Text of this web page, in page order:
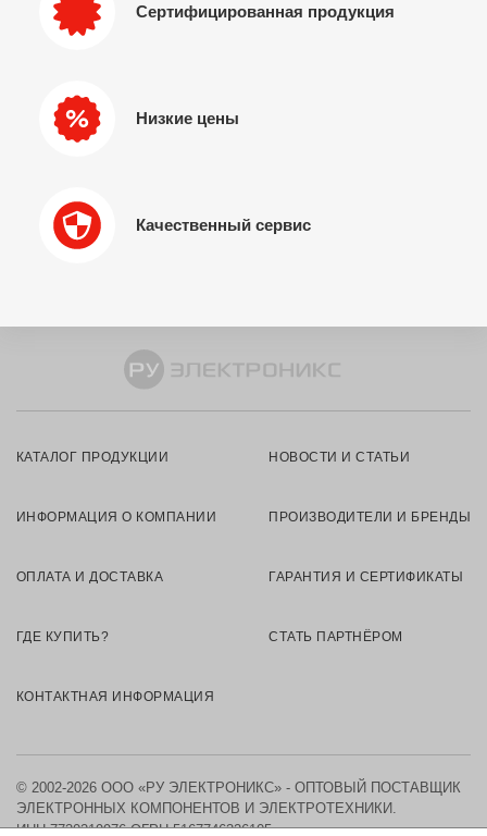
Сертифицированная продукция
Низкие цены
Качественный сервис
КАТАЛОГ ПРОДУКЦИИ НОВОСТИ И СТАТЬИ
ИНФОРМАЦИЯ О КОМПАНИИ ПРОИЗВОДИТЕЛИ И БРЕНДЫ
ОПЛАТА И ДОСТАВКА ГАРАНТИЯ И СЕРТИФИКАТЫ
ГДЕ КУПИТЬ? СТАТЬ ПАРТНЁРОМ
КОНТАКТНАЯ ИНФОРМАЦИЯ
© 2002-2026 ООО «РУ ЭЛЕКТРОНИКС» - ОПТОВЫЙ ПОСТАВЩИК
ЭЛЕКТРОННЫХ КОМПОНЕНТОВ И ЭЛЕКТРОТЕХНИКИ.
ИНН 7730219976 ОГРН 5167746326105